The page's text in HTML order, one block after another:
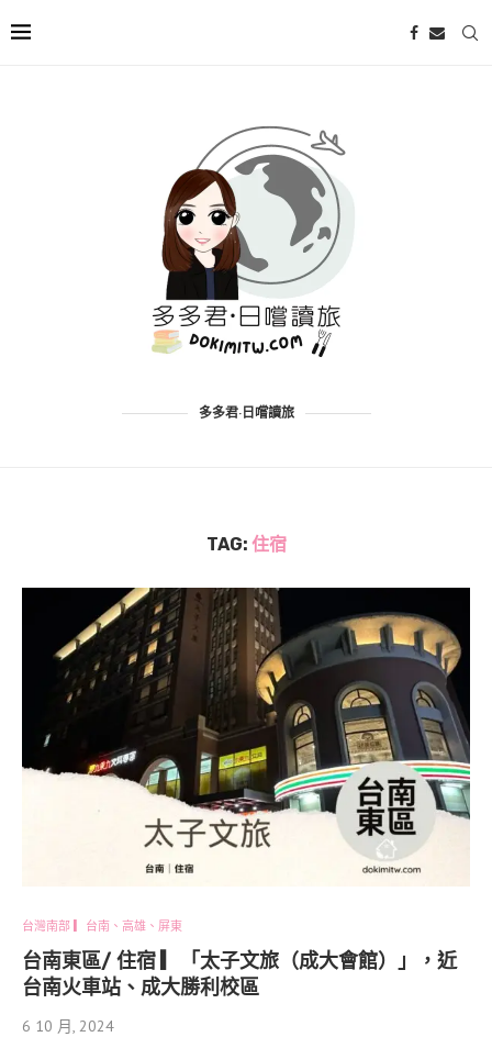
多多君·日嚐讀旅
TAG: 住宿
台灣南部 ▎台南、高雄、屏東
台南東區/ 住宿 ▎「太子文旅（成大會館）」，近
台南火車站、成大勝利校區
6 10 月, 2024